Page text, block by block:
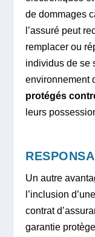
de dommages
l’assuré peut
remplacer ou
individus de se
environnement
protégés
leurs
Un autre
l’inclusion d’une
contrat
garantie